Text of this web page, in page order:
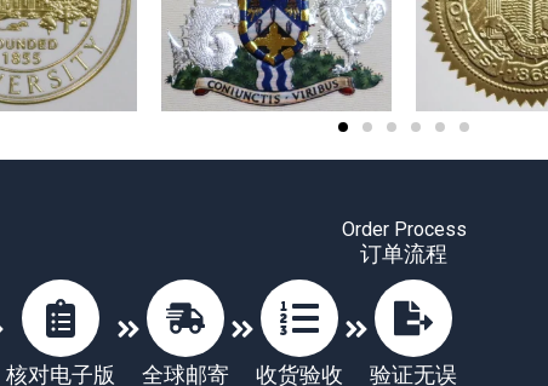
Order Process
订单流程
核对电子版
全球邮寄
收货验收
验证无误